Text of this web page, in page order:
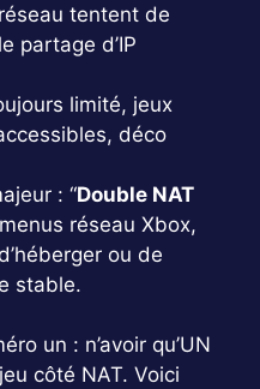
tentent de
partage d’IP
limité, jeux
déco
: “Double NAT
réseau Xbox,
ou de
stable.
un : n’avoir qu’UN
côté NAT. Voici